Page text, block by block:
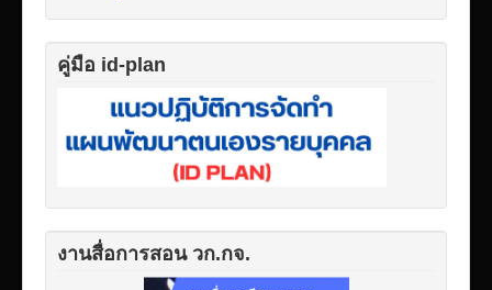
คู่มือ id-plan
งานสื่อการสอน วก.กจ.